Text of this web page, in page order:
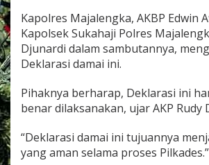
k
a
e
e
r
t
a
Kapolres Majalengka, AKBP Edwin
Kapolsek Sukahaji Polres
Djunardi dalam sambutannya,
Deklarasi damai ini.
Pihaknya berharap, Deklarasi ini
benar dilaksanakan, ujar AKP Rudy
“Deklarasi damai ini tujuannya
yang aman selama proses Pilkades.”